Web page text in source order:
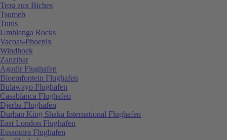
Trou aux Biches
Tsumeb
Tunis
Umhlanga Rocks
Vacoas-Phoenix
Windhoek
Zanzibar
Agadir Flughafen
Bloemfontein Flughafen
Bulawayo Flughafen
Casablanca Flughafen
Djerba Flughafen
Durban King Shaka International Flughafen
East London Flughafen
Essaouira Flughafen